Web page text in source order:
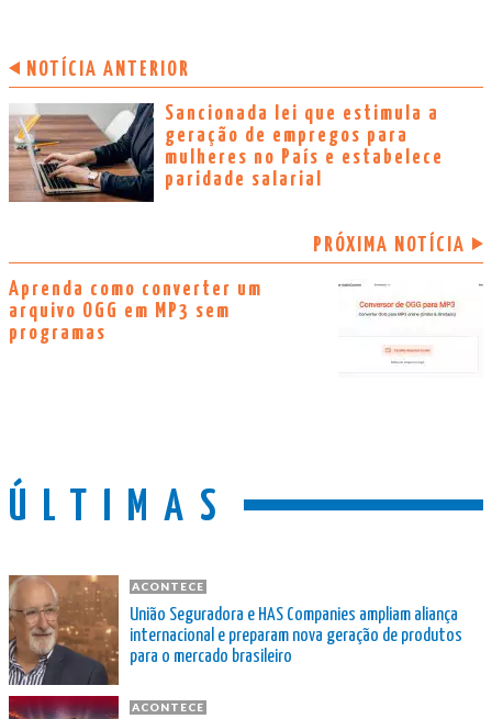
NOTÍCIA ANTERIOR
Sancionada lei que estimula a
geração de empregos para
mulheres no País e estabelece
paridade salarial
PRÓXIMA NOTÍCIA
Aprenda como converter um
arquivo OGG em MP3 sem
programas
ÚLTIMAS
ACONTECE
União Seguradora e HAS Companies ampliam aliança
internacional e preparam nova geração de produtos
para o mercado brasileiro
ACONTECE